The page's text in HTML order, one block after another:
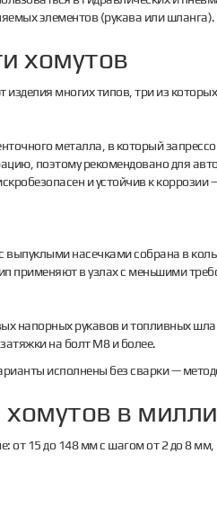
элементов (рукава или шланга).
хомутов
многих типов, три из
металла, в который
поэтому рекомендовано для
и устойчив к
выпуклыми насечками собрана в
применяют в узлах с меньшими
напорных рукавов и топливных
на болт М8 и более.
исполнены без сварки —
в
от 15 до 148 мм с шагом от 2 до 8 мм,